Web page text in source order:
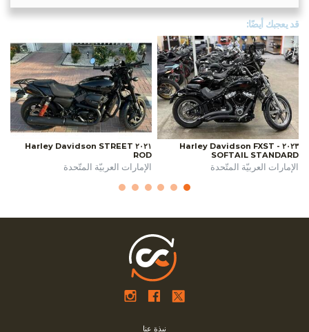
قد يعجبك أيضًا:
٢٠٢٣ Harley Davidson FXST -
SOFTAIL STANDARD
الإمارات العربيّة المتّحدة
٢٠٢١ Harley Davidson STREET
ROD
الإمارات العربيّة المتّحدة
نبذة عنا